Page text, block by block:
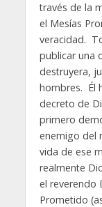
través de la
el Mesías
veracidad.
publicar una
destruyera,
hombres. Él
decreto de
primero
enemigo del
vida de ese
realmente
el reverendo
Prometido